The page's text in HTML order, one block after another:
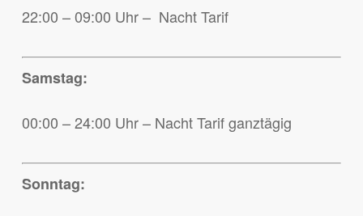
22:00 – 09:00 Uhr – Nacht Tarif
Samstag:
00:00 – 24:00 Uhr – Nacht Tarif ganztägig
Sonntag: